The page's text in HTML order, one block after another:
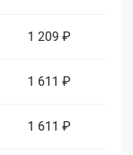
1 209 ₽
1 611 ₽
1 611 ₽